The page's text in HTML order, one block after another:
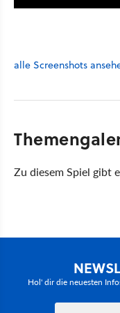
alle Screenshots
Zu diesem Spiel gibt
Hol' dir die neuesten